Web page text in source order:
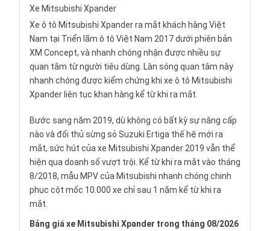
Xe Mitsubishi Xpander
Xe ô tô Mitsubishi Xpander ra mắt khách hàng Việt
Nam tại Triển lãm ô tô Việt Nam 2017 dưới phiên bản
XM Concept, và nhanh chóng nhận được nhiều sự
quan tâm từ người tiêu dùng. Làn sóng quan tâm này
nhanh chóng được kiểm chứng khi xe ô tô Mitsubishi
Xpander liên tục khan hàng kể từ khi ra mắt.
Bước sang năm 2019, dù không có bất kỳ sự nâng cấp
nào và đối thủ sừng sỏ Suzuki Ertiga thế hệ mới ra
mắt, sức hút của xe Mitsubishi Xpander 2019 vẫn thể
hiện qua doanh số vượt trội. Kể từ khi ra mắt vào tháng
8/2018, mẫu MPVcủa Mitsubishi nhanh chóng chinh
phục cột mốc 10.000 xe chỉ sau 1 năm kể từ khi ra
mắt.
Bảng giá xe Mitsubishi Xpander trong tháng 08/2026